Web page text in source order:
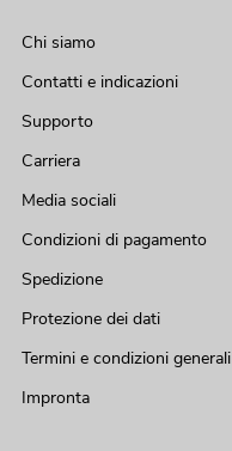
Chi siamo
Contatti e indicazioni
Supporto
Carriera
Media sociali
Condizioni di pagamento
Spedizione
Protezione dei dati
Termini e condizioni generali
Impronta